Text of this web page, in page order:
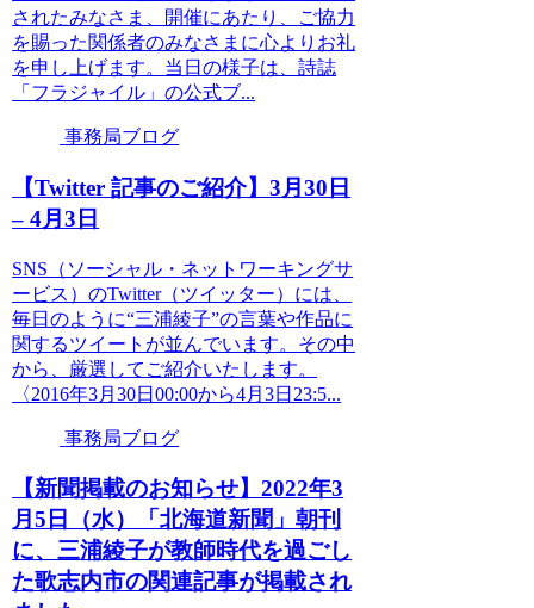
されたみなさま、開催にあたり、ご協力
を賜った関係者のみなさまに心よりお礼
を申し上げます。当日の様子は、詩誌
「フラジャイル」の公式ブ...
事務局ブログ
【Twitter 記事のご紹介】3月30日
– 4月3日
SNS（ソーシャル・ネットワーキングサ
ービス）のTwitter（ツイッター）には、
毎日のように“三浦綾子”の言葉や作品に
関するツイートが並んでいます。その中
から、厳選してご紹介いたします。
〈2016年3月30日00:00から4月3日23:5...
事務局ブログ
【新聞掲載のお知らせ】2022年3
月5日（水）「北海道新聞」朝刊
に、三浦綾子が教師時代を過ごし
た歌志内市の関連記事が掲載され